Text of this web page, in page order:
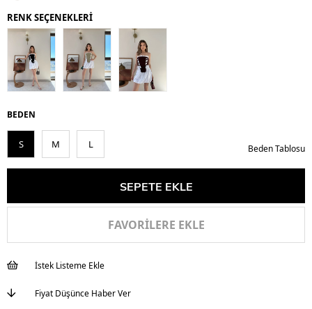
RENK SEÇENEKLERİ
BEDEN
S M L Beden Tablosu
FAVORILERE EKLE
İstek Listeme Ekle
Fiyat Düşünce Haber Ver